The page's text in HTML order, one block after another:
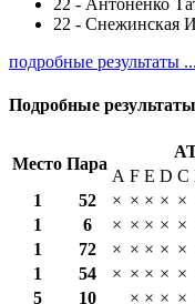
22 - Снежинская
подробные результаты ...
Подробные результаты
Место Пара
A F E D C
1
52 × × × × ×
1
6 × × × × ×
1
72 × × × × ×
1
54 × × × × ×
5
10 × × × ×